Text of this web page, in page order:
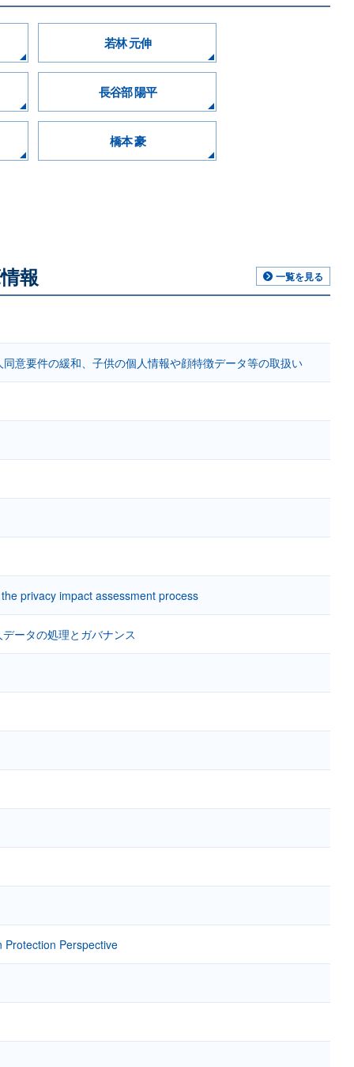
若林 元伸
長谷部 陽平
橋本 豪
報 一覧を見る
意要件の緩和、子供の個人情報や顔特徴データ等の取扱い
privacy impact assessment process
ータの処理とガバナンス
Protection Perspective